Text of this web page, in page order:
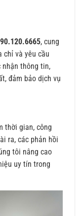
, cung
chỉ và yêu cầu
nhận thông tin,
đảm bảo dịch vụ
thời gian, công
ra, các phản hồi
tôi nâng cao
uy tín trong